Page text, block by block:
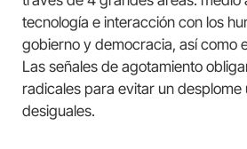
tecnología e interacción con los
gobierno y democracia, así como
Las señales de agotamiento
radicales para evitar un
desiguales.